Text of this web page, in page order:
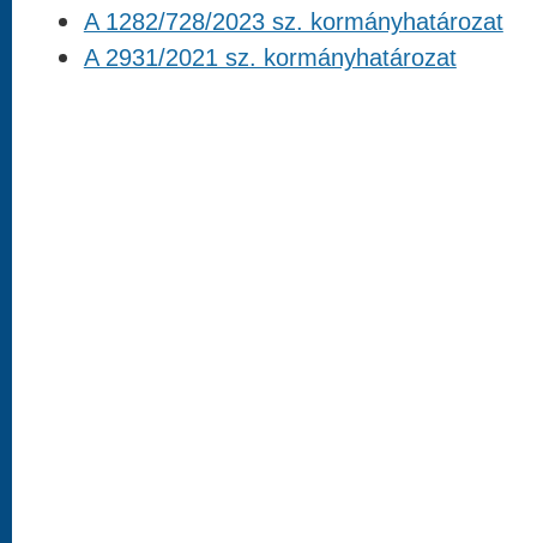
A 1282/728/2023 sz. kormányhatározat
A 2931/2021 sz. kormányhatározat